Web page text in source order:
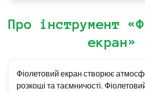
Про інструмент
екран»
Фіолетовий екран створює
розкоші та таємничості.